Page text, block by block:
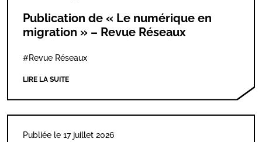
Publication de « Le numérique en
migration » – Revue Réseaux
#Revue Réseaux
LIRE LA SUITE
Publiée le 17 juillet 2026